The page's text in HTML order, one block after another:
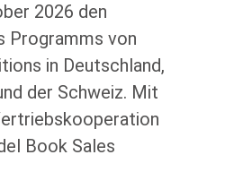
2026 den
Programms von
in Deutschland,
der Schweiz. Mit
Book Sales